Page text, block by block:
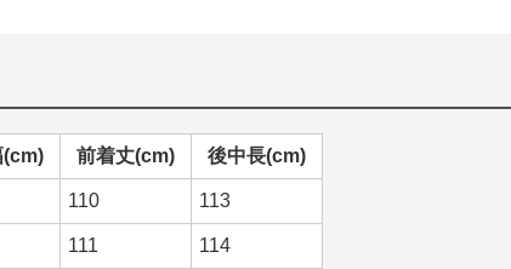
(cm) 前着丈(cm) 後中長(cm)
110 113
111 114